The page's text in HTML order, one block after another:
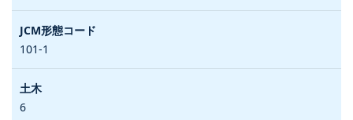
101-1
6